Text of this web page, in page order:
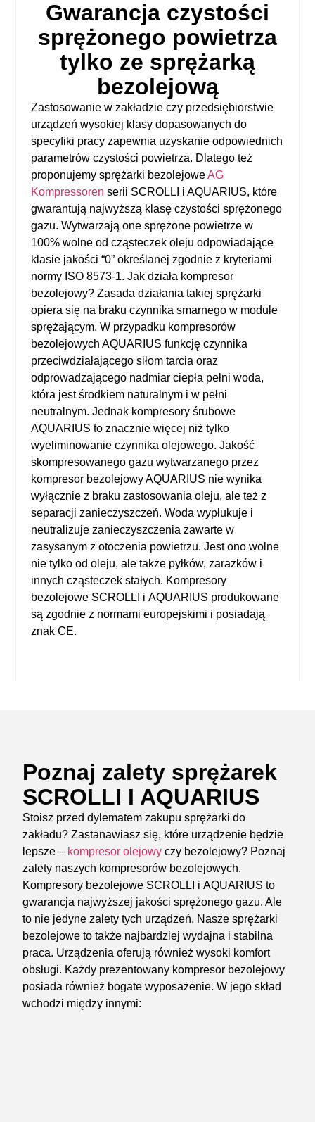
Gwarancja czystości
sprężonego powietrza
tylko ze sprężarką
bezolejową
Zastosowanie w zakładzie czy przedsiębiorstwie
urządzeń wysokiej klasy dopasowanych do
specyfiki pracy zapewnia uzyskanie odpowiednich
parametrów czystości powietrza. Dlatego też
proponujemy sprężarki bezolejoweAG
Kompressoren serii SCROLLI i AQUARIUS, które
gwarantują najwyższą klasę czystości sprężonego
gazu. Wytwarzają one sprężone powietrze w
100% wolne od cząsteczek oleju odpowiadające
klasie jakości “0” określanej zgodnie z kryteriami
normy ISO 8573-1. Jak działa kompresor
bezolejowy? Zasada działania takiej sprężarki
opiera się na braku czynnika smarnego w module
sprężającym. W przypadku kompresorów
bezolejowych AQUARIUS funkcję czynnika
przeciwdziałającego siłom tarcia oraz
odprowadzającego nadmiar ciepła pełni woda,
która jest środkiem naturalnym i w pełni
neutralnym. Jednak kompresory śrubowe
AQUARIUS to znacznie więcej niż tylko
wyeliminowanie czynnika olejowego. Jakość
skompresowanego gazu wytwarzanego przez
kompresor bezolejowy AQUARIUS nie wynika
wyłącznie z braku zastosowania oleju, ale też z
separacji zanieczyszczeń. Woda wypłukuje i
neutralizuje zanieczyszczenia zawarte w
zasysanym z otoczenia powietrzu. Jest ono wolne
nie tylko od oleju, ale także pyłków, zarazków i
innych cząsteczek stałych. Kompresory
bezolejowe SCROLLI i AQUARIUS produkowane
są zgodnie z normami europejskimi i posiadają
znak CE.
Poznaj zalety sprężarek
SCROLLI I AQUARIUS
Stoisz przed dylematem zakupu sprężarki do
zakładu? Zastanawiasz się, które urządzenie będzie
lepsze – kompresor olejowy czy bezolejowy? Poznaj
zalety naszych kompresorów bezolejowych.
Kompresory bezolejowe SCROLLI iAQUARIUS to
gwarancja najwyższej jakości sprężonego gazu. Ale
to nie jedyne zalety tych urządzeń. Nasze sprężarki
bezolejowe to także najbardziej wydajna i stabilna
praca. Urządzenia oferują również wysoki komfort
obsługi. Każdy prezentowany kompresor bezolejowy
posiada również bogate wyposażenie. W jego skład
wchodzi między innymi: